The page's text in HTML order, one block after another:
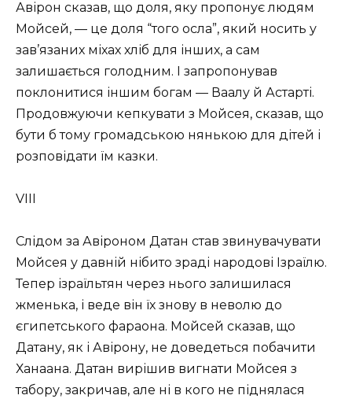
Авірон сказав, що доля, яку пропонує людям
Мойсей, — це доля “того осла”, який носить у
зав’язаних міхах хліб для інших, а сам
залишається голодним. І запропонував
поклонитися іншим богам — Ваалу й Астарті.
Продовжуючи кепкувати з Мойсея, сказав, що
бути б тому громадською нянькою для дітей і
розповідати їм казки.
VIII
Слідом за Авіроном Датан став звинувачувати
Мойсея у давній нібито зраді народові Ізраїлю.
Тепер ізраїльтян через нього залишилася
жменька, і веде він їх знову в неволю до
єгипетського фараона. Мойсей сказав, що
Датану, як і Авірону, не доведеться побачити
Ханаана. Датан вирішив вигнати Мойсея з
табору, закричав, але ні в кого не піднялася